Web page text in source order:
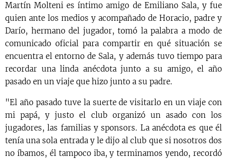
Martín Molteni es íntimo amigo de Emiliano Sala, y fue
quien ante los medios y acompañado de Horacio, padre y
Darío, hermano del jugador, tomó la palabra a modo de
comunicado oficial para compartir en qué situación se
encuentra el entorno de Sala, y además tuvo tiempo para
recordar una linda anécdota junto a su amigo, el año
pasado en un viaje que hizo junto a su padre.
"El año pasado tuve la suerte de visitarlo en un viaje con
mi papá, y justo el club organizó un asado con los
jugadores, las familias y sponsors. La anécdota es que él
tenía una sola entrada y le dijo al club que si nosotros dos
no íbamos, él tampoco iba, y terminamos yendo, recordó